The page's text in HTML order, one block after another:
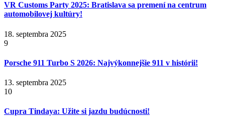
VR Customs Party 2025: Bratislava sa premení na centrum
automobilovej kultúry!
18. septembra 2025
9
Porsche 911 Turbo S 2026: Najvýkonnejšie 911 v histórii!
13. septembra 2025
10
Cupra Tindaya: Užite si jazdu budúcnosti!